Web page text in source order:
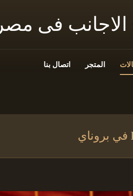
فى مصر
المتجر اتصال بنا